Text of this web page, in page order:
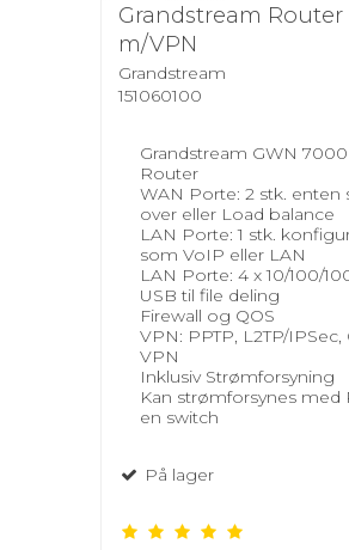
Grandstream Router
m/VPN
Grandstream
151060100
Grandstream GWN 7000
Router
WAN Porte: 2 stk. enten
over eller Load balance
LAN Porte: 1 stk.
som VoIP eller LAN
LAN Porte: 4 x 10/100/
USB til file deling
Firewall og QOS
VPN: PPTP, L2TP/IPSec,
VPN
Inklusiv Strømforsyning
Kan strømforsynes med
en switch
På lager